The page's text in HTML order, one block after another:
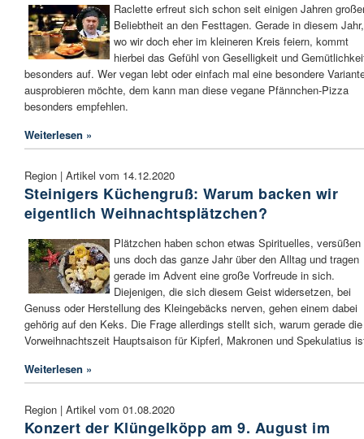
Raclette erfreut sich schon seit einigen Jahren
Beliebtheit an den Festtagen. Gerade in diesem Jahr,
wo wir doch eher im kleineren Kreis feiern, kommt
hierbei das Gefühl von Geselligkeit und
besonders auf. Wer vegan lebt oder einfach mal eine besondere
ausprobieren möchte, dem kann man diese vegane Pfännchen-Pizza
besonders empfehlen.
Weiterlesen »
Region | Artikel vom 14.12.2020
Steinigers Küchengruß: Warum backen wir
eigentlich Weihnachtsplätzchen?
Plätzchen haben schon etwas Spirituelles, versüßen
uns doch das ganze Jahr über den Alltag und tragen
gerade im Advent eine große Vorfreude in sich.
Diejenigen, die sich diesem Geist widersetzen, bei
Genuss oder Herstellung des Kleingebäcks nerven, gehen einem dabei
gehörig auf den Keks. Die Frage allerdings stellt sich, warum gerade die
Vorweihnachtszeit Hauptsaison für Kipferl, Makronen und Spekulatius
Weiterlesen »
Region | Artikel vom 01.08.2020
Konzert der Klüngelköpp am 9. August im